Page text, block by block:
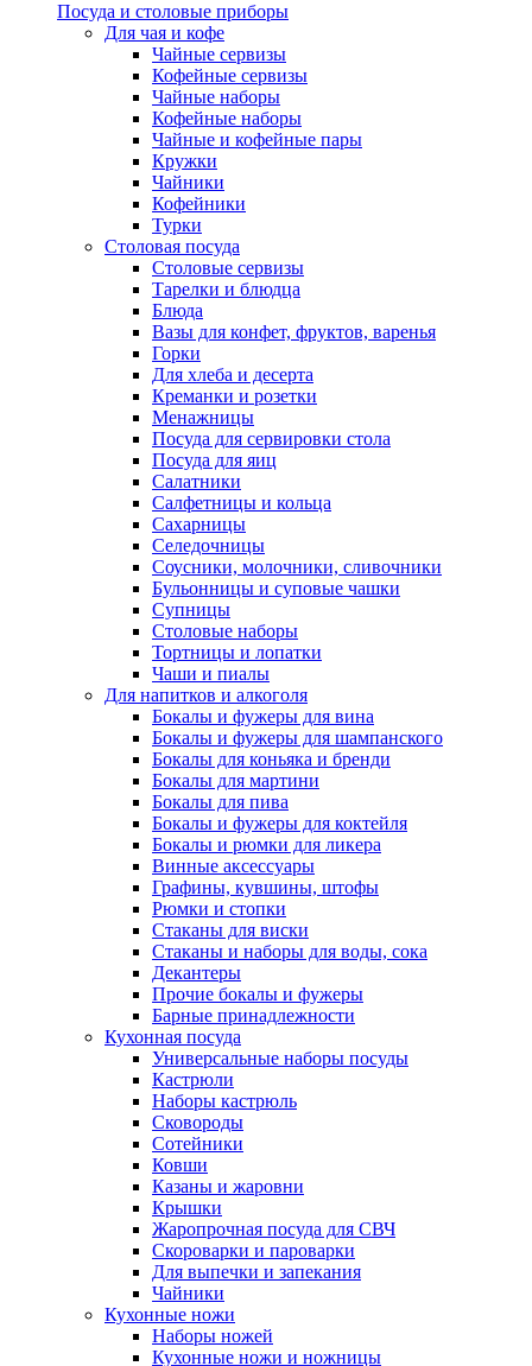
Посуда и столовые приборы
Для чая и кофе
Чайные сервизы
Кофейные сервизы
Чайные наборы
Кофейные наборы
Чайные и кофейные пары
Кружки
Чайники
Кофейники
Турки
Столовая посуда
Столовые сервизы
Тарелки и блюдца
Блюда
Вазы для конфет, фруктов, варенья
Горки
Для хлеба и десерта
Креманки и розетки
Менажницы
Посуда для сервировки стола
Посуда для яиц
Салатники
Салфетницы и кольца
Сахарницы
Селедочницы
Соусники, молочники, сливочники
Бульонницы и суповые чашки
Супницы
Столовые наборы
Тортницы и лопатки
Чаши и пиалы
Для напитков и алкоголя
Бокалы и фужеры для вина
Бокалы и фужеры для шампанского
Бокалы для коньяка и бренди
Бокалы для мартини
Бокалы для пива
Бокалы и фужеры для коктейля
Бокалы и рюмки для ликера
Винные аксессуары
Графины, кувшины, штофы
Рюмки и стопки
Стаканы для виски
Стаканы и наборы для воды, сока
Декантеры
Прочие бокалы и фужеры
Барные принадлежности
Кухонная посуда
Универсальные наборы посуды
Кастрюли
Наборы кастрюль
Сковороды
Сотейники
Ковши
Казаны и жаровни
Крышки
Жаропрочная посуда для СВЧ
Скороварки и пароварки
Для выпечки и запекания
Чайники
Кухонные ножи
Наборы ножей
Кухонные ножи и ножницы